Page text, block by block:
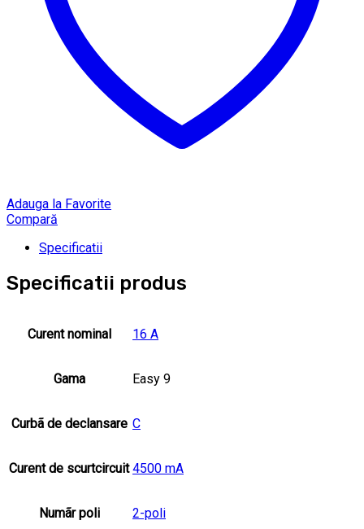
Adauga la Favorite
Compară
Specificatii
Specificatii produs
Curent nominal 16 A
Gama Easy 9
Curbã de declansare C
Curent de scurtcircuit 4500 mA
Numãr poli 2-poli